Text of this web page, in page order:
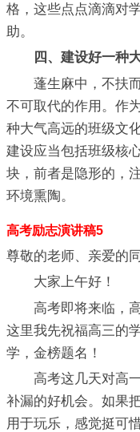
格，这些点点滴滴对
助。
四、建设好一种
蓬生麻中，不扶而
不可取代的作用。作
种大气高远的班级文
建设应当包括班级核
块，前者是隐形的，
环境熏陶。
高考励志演讲稿5
尊敬的老师、亲爱的
大家上午好！
高考即将来临，高
这里我先祝福高三的
学，金榜题名！
高考这几天对高一
补漏的好机会。如果
用于玩乐，感觉挺可